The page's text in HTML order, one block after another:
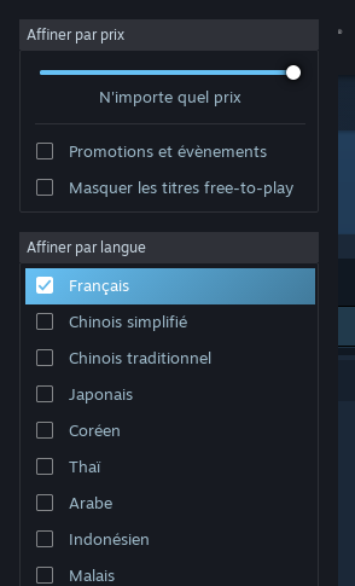
Se connecter
Magasin
À propos
Support
Changer la langue
Télécharger l'application mobile Steam
Voir version ordi. du site
Affiner par prix
N'importe quel prix
Promotions et évènements
Masquer les titres free-to-play
Affiner par langue
Français
Chinois simplifié
Chinois traditionnel
Japonais
Coréen
Thaï
Arabe
Indonésien
Malais
Développement : Lieon Games
Trier par Pertinence